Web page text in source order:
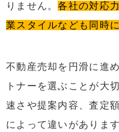
りません。各社の対応
業スタイルなども同時
不動産売却を円滑に進
トナーを選ぶことが大
速さや提案内容、査定
によって違いがありま